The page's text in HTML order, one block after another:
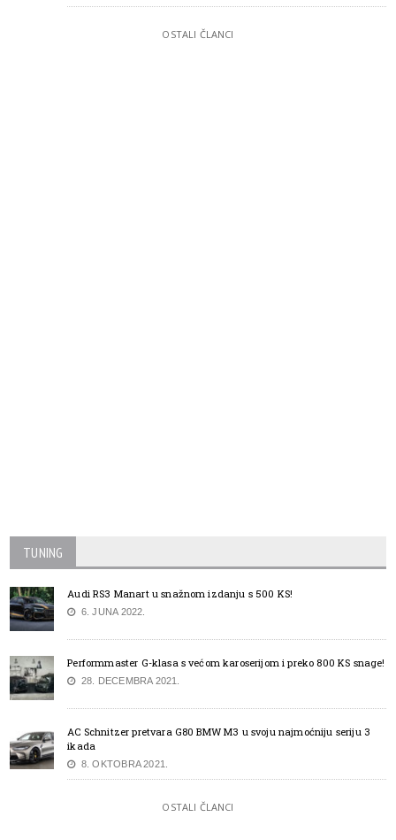
OSTALI ČLANCI
TUNING
Audi RS3 Manart u snažnom izdanju s 500 KS!
6. JUNA 2022.
Performmaster G-klasa s većom karoserijom i preko 800 KS snage!
28. DECEMBRA 2021.
AC Schnitzer pretvara G80 BMW M3 u svoju najmoćniju seriju 3
ikada
8. OKTOBRA 2021.
OSTALI ČLANCI